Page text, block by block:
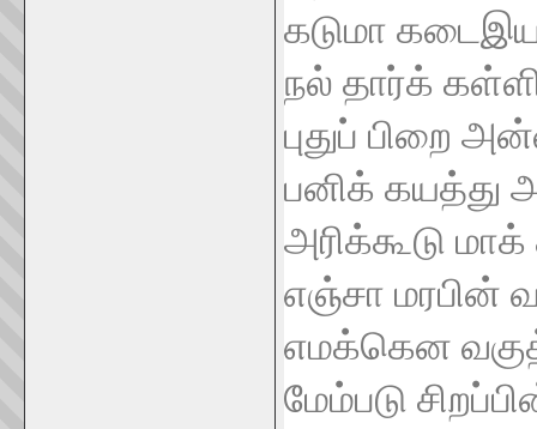
கடுமா
நல் தார்க்
புதுப் பிறை
பனிக் கயத்து
அரிக்கூடு மாக்
எஞ்சா மரபின்
எமக்கென
மேம்படு